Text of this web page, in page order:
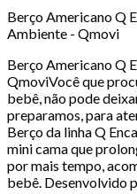
Berço Americano Q
Ambiente - Qmovi
Berço Americano Q
QmoviVocê que
bebê, não pode
preparamos, para
Berço da linha Q
mini cama que
por mais tempo,
bebê. Desenvolvido